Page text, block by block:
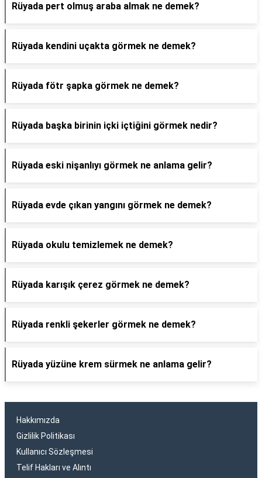
Rüyada pert olmuş araba almak ne demek?
Rüyada kendini uçakta görmek ne demek?
Rüyada fötr şapka görmek ne demek?
Rüyada başka birinin içki içtiğini görmek nedir?
Rüyada eski nişanlıyı görmek ne anlama gelir?
Rüyada evde çıkan yangını görmek ne demek?
Rüyada okulu temizlemek ne demek?
Rüyada karışık çerez görmek ne demek?
Rüyada renkli şekerler görmek ne demek?
Rüyada yüzüne krem sürmek ne anlama gelir?
Hakkımızda
Gizlilik Politikası
Kullanıcı Sözleşmesi
Telif Hakları ve Alıntı